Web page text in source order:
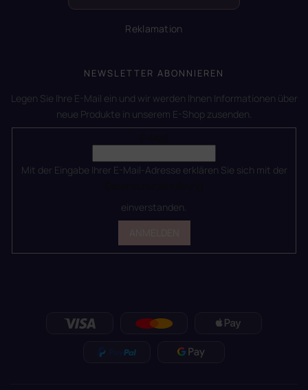
Reklamation
NEWSLETTER ABONNIEREN
Legen Sie Ihre E-Mail ein und wir werden Ihnen Informationen über
neue Produkte in unserem E-Shop zusenden.
Mit der Eingabe Ihrer E-Mail-Adresse erklären Sie sich mit der
einverstanden.